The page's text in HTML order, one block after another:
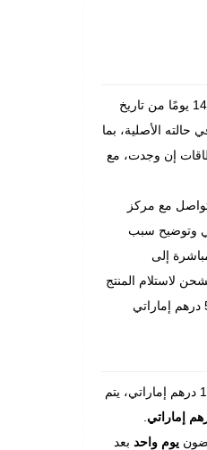
يتيح للعملاء إرجاع المنتجات خلال 14 يومًا من تاريخ
الأصلية، بما
إن وجدت، مع
مع مركز
وتوضيح سبب
إلى
لاستلام المنتج
إذا كانت قيمة الطلب أقل من 100 درهم إماراتي، يتم
يوم واحد بعد